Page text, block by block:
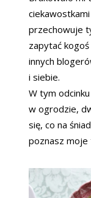
przechowuje
zapytać
innych
i siebie.
W tym
w ogrodzie,
się, co na
poznasz moje